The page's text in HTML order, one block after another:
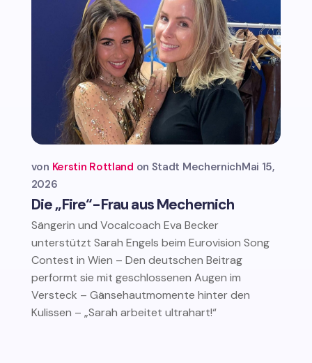
Die „Fire“-Frau aus Mechernich
von Kerstin Rottland Stadt MechernichMai 15,
2026
Sängerin und Vocalcoach Eva Becker
unterstützt Sarah Engels beim Eurovision Song
Contest in Wien – Den deutschen Beitrag
performt sie mit geschlossenen Augen im
Versteck – Gänsehautmomente hinter den
Kulissen – „Sarah arbeitet ultrahart!“